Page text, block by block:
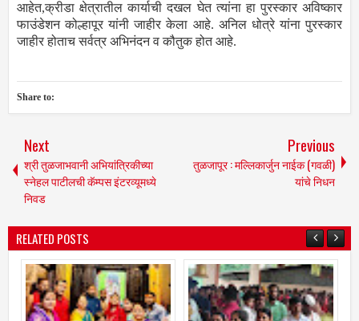
आहेत,क्रीडा क्षेत्रातील कार्याची दखल घेत त्यांना हा पुरस्कार अविष्कार
फाउंडेशन कोल्हापूर यांनी जाहीर केला आहे. अनिल धोत्रे यांना पुरस्कार
जाहीर होताच सर्वत्र अभिनंदन व कौतुक होत आहे.
Share to:
Next
श्री तुळजाभवानी अभियांत्रिकीच्या
स्नेहल पाटीलची कॅम्पस इंटरव्यूमध्ये
निवड
Previous
तुळजापूर : मल्लिकार्जुन नाईक (गवळी)
यांचे निधन
RELATED POSTS